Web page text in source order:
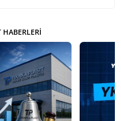
HABERLERI